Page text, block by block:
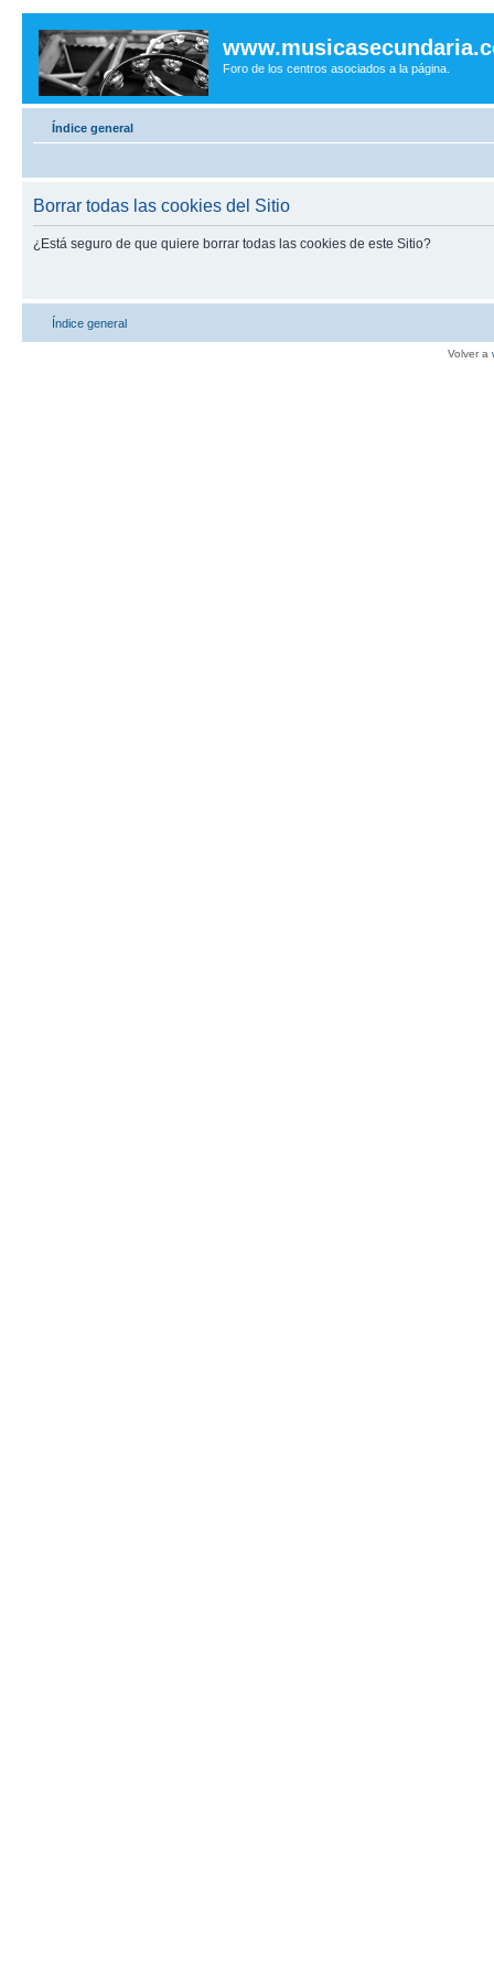
Foro de los centros asociados a la página.
Índice general
Borrar todas las cookies del Sitio
¿Está seguro de que quiere borrar todas las cookies de este Sitio?
Índice general
Volver a